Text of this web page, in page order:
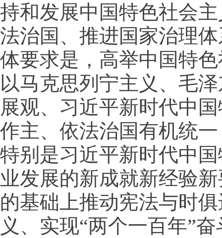
持和发展中国特色社会
法治国、推进国家治理
体要求是，高举中国特
以马克思列宁主义、毛
展观、习近平新时代中
作主、依法治国有机统
特别是习近平新时代中
业发展的新成就新经验
的基础上推动宪法与时
义、实现“两个一百年”